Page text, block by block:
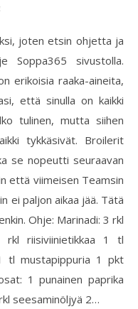
joten etsin ohjetta ja
Soppa365 sivustolla.
erikoisia raaka-aineita,
että sinulla on kaikki
tulinen, mutta siihen
tykkäsivät. Broilerit
se nopeutti seuraavan
että viimeisen Teamsin
ei paljon aikaa jää. Tätä
Ohje: Marinadi: 3 rkl
riisiviinietikkaa 1 tl
tl mustapippuria 1 pkt
1 punainen paprika
seesaminöljyä 2…